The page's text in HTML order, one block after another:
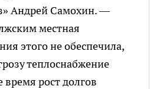
Андрей Самохин. —
местная
этого не обеспечила,
теплоснабжение
время рост долгов